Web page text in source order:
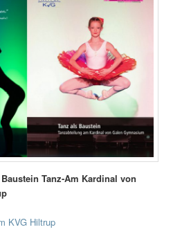
Tanz-Am Kardinal von
KVG Hiltrup